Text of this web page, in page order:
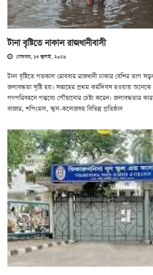
টানা বৃষ্টিতে নাকাল রাজধানীবাসী
সোমবার, ১৩ জুলাই, ২০২৬
টানা বৃষ্টিতে গতকাল রোববার রাজধানী ঢাকার বেশির ভাগ
জলাবদ্ধতা সৃষ্টি হয়। সপ্তাহের প্রথম কর্মদিবস হওয়ায় অনেকে
গণপরিবহনে গন্তব্যে পৌঁছানোর চেষ্টা করেন। জলাবদ্ধতার
বাজার, শপিংমল, স্কুল-কলেজসহ বিভিন্ন প্রতিষ্ঠান